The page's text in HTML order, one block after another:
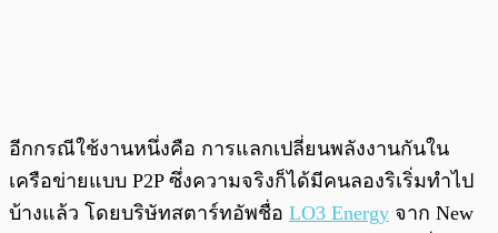
อีกกรณีใช้งานหนึ่งคือ การแลกเปลี่ยนพลังงานกันใน
เครือข่ายแบบ P2P ซึ่งความจริงก็ได้มีคนลองริเริ่มทำไป
บ้างแล้ว โดยบริษัทสตาร์ทอัพชื่อ LO3 Energy จาก New